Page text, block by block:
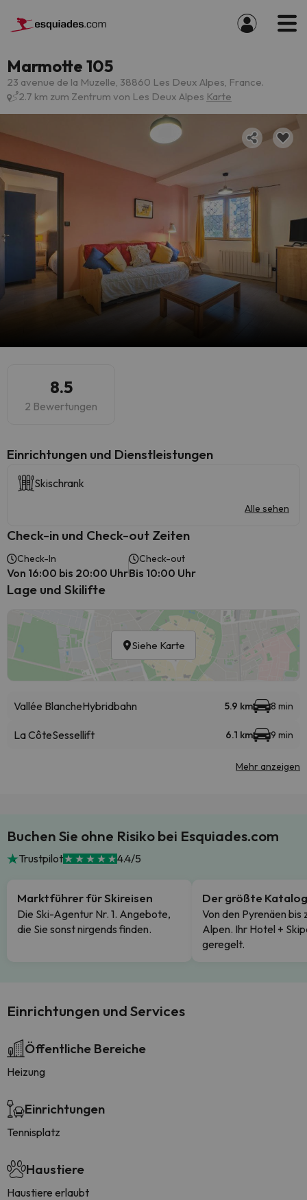
Marmotte 105
23 avenue de la Muzelle, 38860 Les Deux Alpes, France.
2.7 km zum Zentrum von Les Deux Alpes Karte
8.5
2 Bewertungen
​Einrichtungen und Dienstleistungen
Skischrank
Alle sehen
Check-in und Check-out Zeiten
Check-In
Von 16:00 bis 20:00 Uhr
Check-out
Bis 10:00 Uhr
Lage und Skilifte
Siehe Karte
Vallée BlancheHybridbahn 5.9 km 8 min
La CôteSessellift 6.1 km 9 min
Mehr anzeigen
Buchen Sie ohne Risiko bei Esquiades.com
Trustpilot 4.4/5
Marktführer für Skireisen
Die Ski-Agentur Nr. 1. Angebote,
die Sie sonst nirgends finden.
Der größte Katalog
Von den Pyrenäen bis
Alpen. Ihr Hotel +
geregelt.
Einrichtungen und Services
Öffentliche Bereiche
Heizung
Einrichtungen
Tennisplatz
Haustiere
Haustiere erlaubt